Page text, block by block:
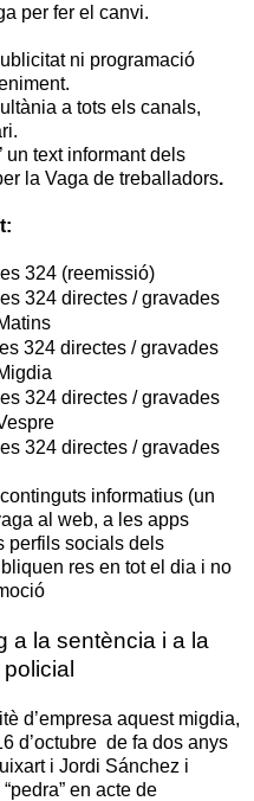
per fer el canvi.
ni programació
a tots els canals,
un text informant dels
la Vaga de treballadors.
324 (reemissió)
324 directes / gravades
324 directes / gravades
324 directes / gravades
324 directes / gravades
informatius (un
al web, a les apps
perfils socials dels
res en tot el dia i no
a la sentència i a la
d’empresa aquest migdia,
d’octubre de fa dos anys
i Jordi Sánchez i
en acte de